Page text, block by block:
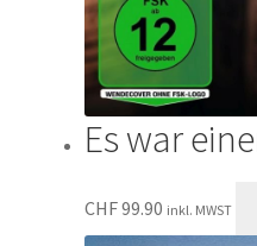
Es war
CHF99.90 inkl. MWST